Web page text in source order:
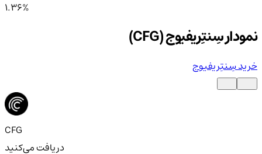
1.36%
نمودار سِنتِریفیوج (CFG)
خرید سِنتِریفیوج
CFG
دریافت می‌کنید